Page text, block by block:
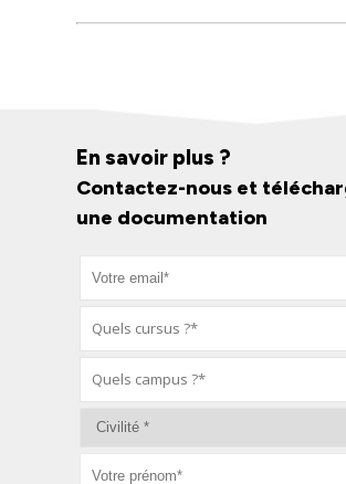
En savoir plus ?
Contactez-nous et
une documentation